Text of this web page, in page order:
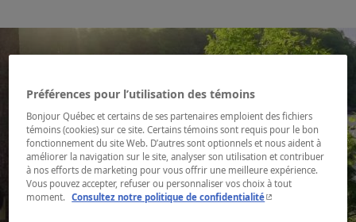
Préférences pour l’utilisation des témoins
Bonjour Québec et certains de ses partenaires emploient des fichiers
témoins (cookies) sur ce site. Certains témoins sont requis pour le bon
fonctionnement du site Web. D’autres sont optionnels et nous aident à
améliorer la navigation sur le site, analyser son utilisation et contribuer
à nos efforts de marketing pour vous offrir une meilleure expérience.
Vous pouvez accepter, refuser ou personnaliser vos choix à tout
moment.
Consultez notre politique de confidentialité- Cet hyperlien